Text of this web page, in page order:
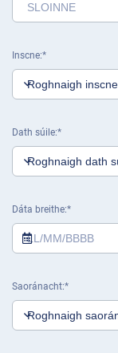
Inscne
Dath súile
Dáta breithe
Saoránacht